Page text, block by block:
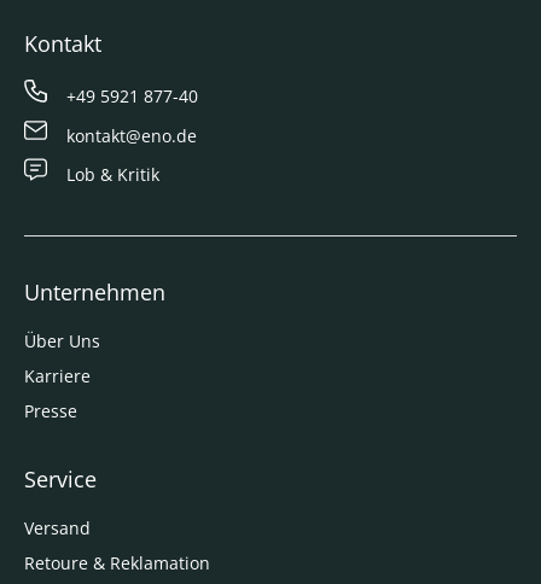
Kontakt
+49 5921 877-40
kontakt@eno.de
Lob & Kritik
Unternehmen
Über Uns
Karriere
Presse
Service
Versand
Retoure & Reklamation